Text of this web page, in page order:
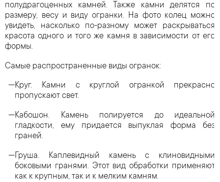
полудрагоценных камней. Также камни делятся по
размеру, весу и виду огранки. На фото колец можно
увидеть, насколько по-разному может раскрываться
красота одного и того же камня в зависимости от его
формы.
Самые распространенные виды огранок:
Круг. Камни с круглой огранкой прекрасно
пропускают свет.
Кабошон. Камень полируется до идеальной
гладкости, ему придается выпуклая форма без
граней.
Груша. Каплевидный камень с клиновидными
боковыми гранями. Этот вид обработки применяют
как к крупным, так и к мелким камням.